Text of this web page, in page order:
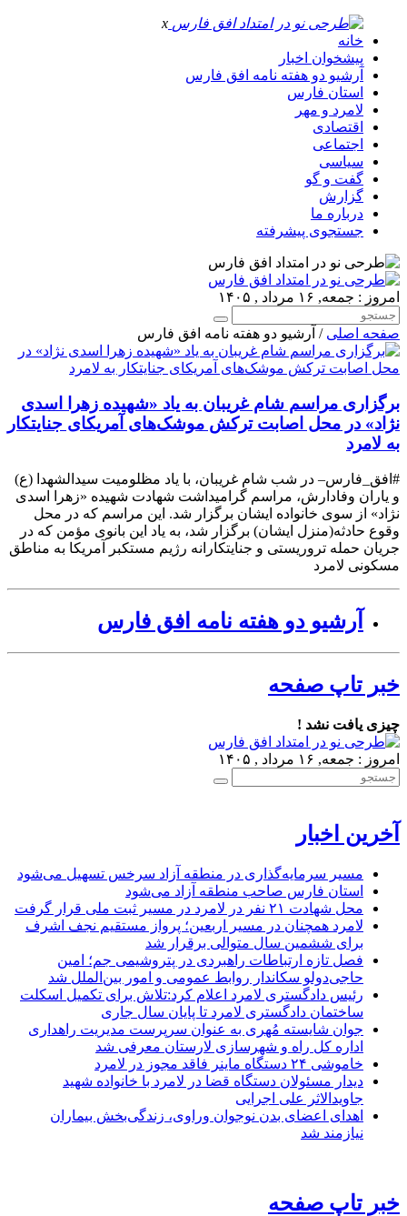
x
خانه
پیشخوان اخبار
آرشیو دو هفته نامه افق فارس
استان فارس
لامرد و مهر
اقتصادی
اجتماعی
سیاسی
گفت و گو
گزارش
درباره ما
جستجوی پیشرفته
امروز : جمعه, ۱۶ مرداد , ۱۴۰۵
صفحه اصلی / آرشیو دو هفته نامه افق فارس
برگزاری مراسم شام غریبان به یاد «شهیده زهرا اسدی
نژاد» در محل اصابت ترکش موشک‌های آمریکای جنایتکار
به لامرد
#افق_فارس– در شب شام غریبان، با یاد مظلومیت سیدالشهدا (ع)
و یاران وفادارش، مراسم گرامیداشت شهادت شهیده «زهرا اسدی
نژاد» از سوی خانواده ایشان برگزار شد. این مراسم که در محل
وقوع حادثه(منزل ایشان) برگزار شد، به یاد این بانوی مؤمن که در
جریان حمله تروریستی و جنایتکارانه رژیم مستکبر آمریکا به مناطق
مسکونی لامرد
آرشیو دو هفته نامه افق فارس
خبر تاپ صفحه
چیزی یافت نشد !
امروز : جمعه, ۱۶ مرداد , ۱۴۰۵
آخرین اخبار
مسیر سرمایه‌گذاری در منطقه آزاد سرخس تسهیل می‌شود
استان فارس صاحب منطقه آزاد می‌شود
محل شهادت ۲۱ نفر در لامرد در مسیر ثبت ملی قرار گرفت
لامرد همچنان در مسیر اربعین؛ پرواز مستقیم نجف اشرف
برای ششمین سال متوالی برقرار شد
فصل تازه ارتباطات راهبردی در پتروشیمی جم؛ امین
حاجی‌دولو سکاندار روابط عمومی و امور بین‌الملل شد
رئیس دادگستری لامرد اعلام کرد:تلاش برای تکمیل اسکلت
ساختمان دادگستری لامرد تا پایان سال جاری
جوان شایسته مُهری به عنوان سرپرست مدیریت راهداری
اداره کل راه و شهرسازی لارستان معرفی شد
خاموشی ۲۴ دستگاه ماینر فاقد مجوز در لامرد
دیدار مسئولان دستگاه قضا در لامرد با خانواده شهید
جاویدالاثر علی اجرایی
اهدای اعضای بدن نوجوان وراوی، زندگی‌بخش بیماران
نیازمند شد
خبر تاپ صفحه